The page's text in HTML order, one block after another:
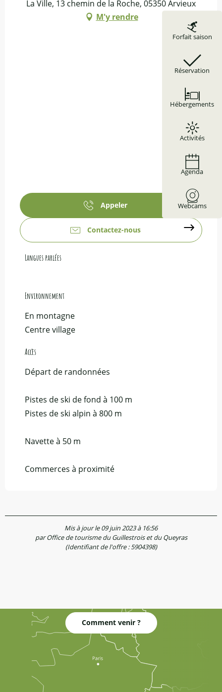
Forfait saison
Réservation
Hébergements
Activités
Agenda
Webcams
La Ville, 13 chemin de la Roche, 05350 Arvieux
M'y rendre
Appeler
Contactez-nous
Langues parlées
Langues parlées
Environnement
Environnement
En montagne
Centre village
Accès
Accès
Départ de randonnées
Pistes de ski de fond à 100 m
Pistes de ski alpin à 800 m
Navette à 50 m
Commerces à proximité
Mis à jour le 09 juin 2023 à 16:56
par Office de tourisme du Guillestrois et du Queyras
(Identifiant de l'offre :5904398)
Comment venir ?